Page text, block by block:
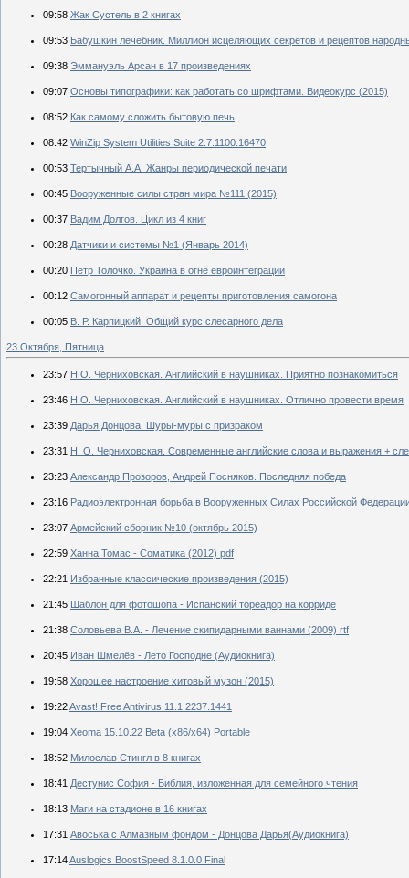
09:58 Жак Сустель в 2 книгах
09:53 Бабушкин лечебник. Миллион исцеляющих секретов и рецептов
09:38 Эммануэль Арсан в 17 произведениях
09:07 Основы типографики: как работать со шрифтами. Видеокурс (2015)
08:52 Как самому сложить бытовую печь
08:42 WinZip System Utilities Suite 2.7.1100.16470
00:53 Тертычный А.А. Жанры периодической печати
00:45 Вооруженные силы стран мира №111 (2015)
00:37 Вадим Долгов. Цикл из 4 книг
00:28 Датчики и системы №1 (Январь 2014)
00:20 Петр Толочко. Украина в огне евроинтеграции
00:12 Самогонный аппарат и рецепты приготовления самогона
00:05 В. Р. Карпицкий. Общий курс слесарного дела
23 Октября, Пятница
23:57 Н.О. Черниховская. Английский в наушниках. Приятно познакомиться
23:46 Н.О. Черниховская. Английский в наушниках. Отлично провести время
23:39 Дарья Донцова. Шуры-муры с призраком
23:31 Н. О. Черниховская. Современные английские слова и выражения +
23:23 Александр Прозоров, Андрей Посняков. Последняя победа
23:16 Радиоэлектронная борьба в Вооруженных Силах Российской
23:07 Армейский сборник №10 (октябрь 2015)
22:59 Ханна Томас - Соматика (2012) pdf
22:21 Избранные классические произведения (2015)
21:45 Шаблон для фотошопа - Испанский тореадор на корриде
21:38 Соловьева В.А. - Лечение скипидарными ваннами (2009) rtf
20:45 Иван Шмелёв - Лето Господне (Аудиокнига)
19:58 Хорошее настроение хитовый музон (2015)
19:22Avast! Free Antivirus 11.1.2237.1441
19:04 Xeoma 15.10.22 Beta (x86/x64) Portable
18:52 Милослав Стингл в 8 книгах
18:41 Дестунис София - Библия, изложенная для семейного чтения
18:13 Маги на стадионе в 16 книгах
17:31 Авоська с Алмазным фондом - Донцова Дарья(Аудиокнига)
17:14Auslogics BoostSpeed 8.1.0.0 Final